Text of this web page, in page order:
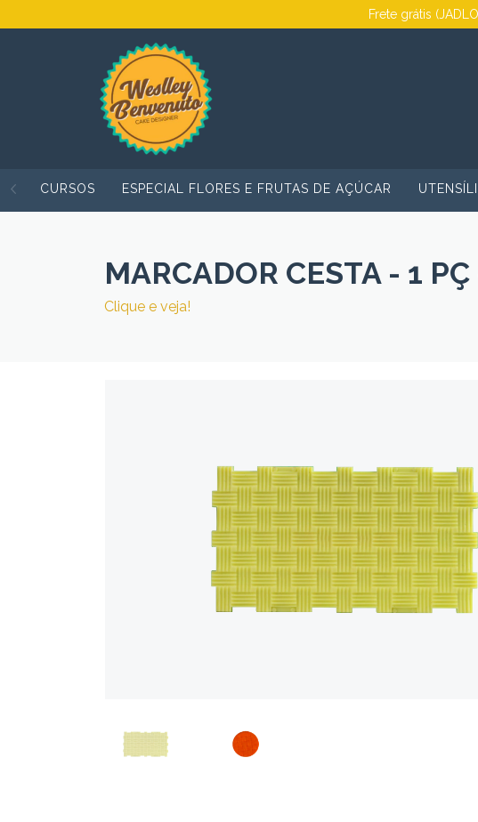
Frete grátis
CURSOS ESPECIAL FLORES E FRUTAS DE AÇÚCAR
MARCADOR CESTA - 1
Clique e veja!